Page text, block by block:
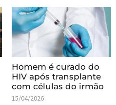
Homem é curado do
HIV após transplante
com células do irmão
15/04/2026